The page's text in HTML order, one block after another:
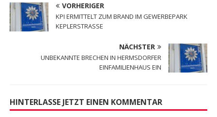
VORHERIGER
KPI ERMITTELT ZUM BRAND IM GEWERBEPARK
KEPLERSTRASSE
NÄCHSTER
UNBEKANNTE BRECHEN IN HERMSDORFER
EINFAMILIENHAUS EIN
HINTERLASSE JETZT EINEN KOMMENTAR